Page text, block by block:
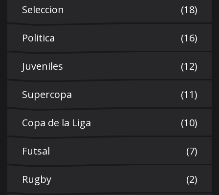
Seleccion (18)
Politica (16)
Juveniles (12)
Supercopa (11)
Copa de la Liga (10)
Futsal (7)
Rugby (2)